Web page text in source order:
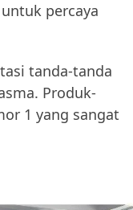
percaya
tanda-tanda
Produk-
1 yang sangat